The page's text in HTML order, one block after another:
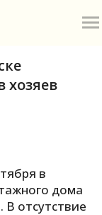
хозяев
в
дома
В отсутствие